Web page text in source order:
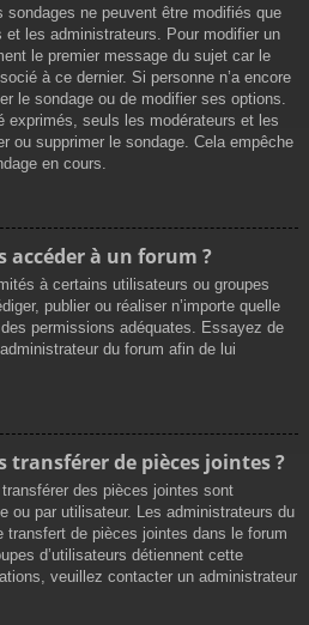
ne peuvent être modifiés que
et les administrateurs. Pour modifier un
le premier message du sujet car le
à ce dernier. Si personne n’a encore
le sondage ou de modifier ses options.
exprimés, seuls les modérateurs et les
ou supprimer le sondage. Cela empêche
en cours.
accéder à un forum ?
à certains utilisateurs ou groupes
publier ou réaliser n’importe quelle
permissions adéquates. Essayez de
du forum afin de lui
transférer de pièces jointes ?
des pièces jointes sont
ou par utilisateur. Les administrateurs du
transfert de pièces jointes dans le forum
d’utilisateurs détiennent cette
veuillez contacter un administrateur